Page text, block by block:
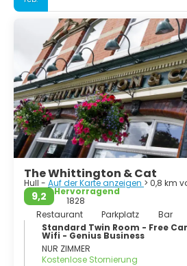
The Whittington & Cat
Hull - Auf der Karte anzeigen > 0,8 km
9,2
Hervorragend
1828
Restaurant
Parkplatz
Bar
Standard Twin Room - Free
Wifi - Genius Business
NUR ZIMMER
Kostenlose Stornierung